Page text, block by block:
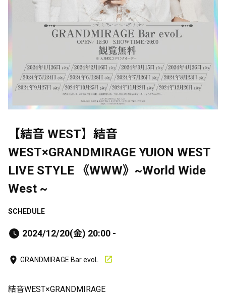
【結音 WEST】結音
WEST×GRANDMIRAGE YUION WEST
LIVE STYLE 《WWW》~World Wide
West ~
SCHEDULE
2024/12/20(金) 20:00 -
GRANDMIRAGE Bar evoL
結音WEST×GRANDMIRAGE